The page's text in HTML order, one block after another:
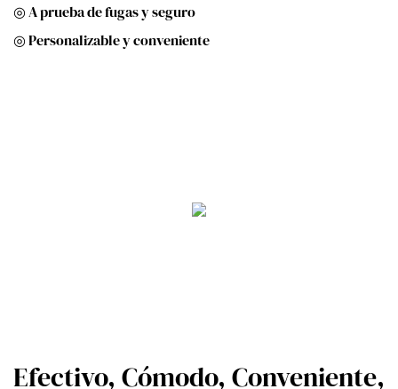
◎ A prueba de fugas y seguro
◎ Personalizable y conveniente
Efectivo, Cómodo, Conveniente,